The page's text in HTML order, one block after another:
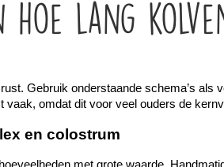
hoe lang
Gebruik onderstaande schema’s
omdat dit voor veel ouders de
en colostrum